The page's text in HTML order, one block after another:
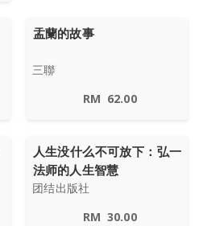
盂蘭的故事
三聯
RM 62.00
人生没什么不可放下：弘一
法师的人生智慧
团结出版社
RM 30.00